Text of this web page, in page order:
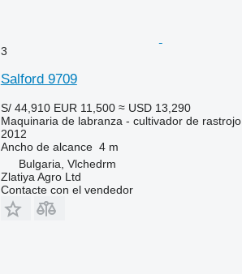
3
Salford 9709
S/ 44,910 EUR 11,500 ≈ USD 13,290
Maquinaria de labranza - cultivador de rastrojo
2012
Ancho de alcance 4 m
Bulgaria, Vlchedrm
Zlatiya Agro Ltd
Contacte con el vendedor